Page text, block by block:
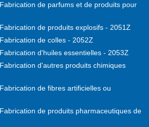
de parfums et de produits pour
de produits explosifs - 2051Z
de colles - 2052Z
d'huiles essentielles - 2053Z
d'autres produits chimiques
de fibres artificielles ou
de produits pharmaceutiques de